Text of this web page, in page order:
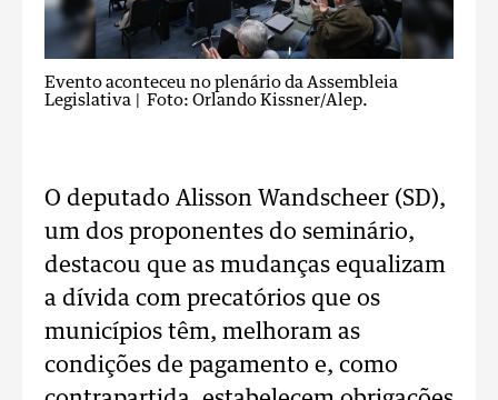
Evento aconteceu no plenário da Assembleia
Legislativa
| Foto: Orlando Kissner/Alep.
O deputado Alisson Wandscheer (SD),
um dos proponentes do seminário,
destacou que as mudanças equalizam
a dívida com precatórios que os
municípios têm, melhoram as
condições de pagamento e, como